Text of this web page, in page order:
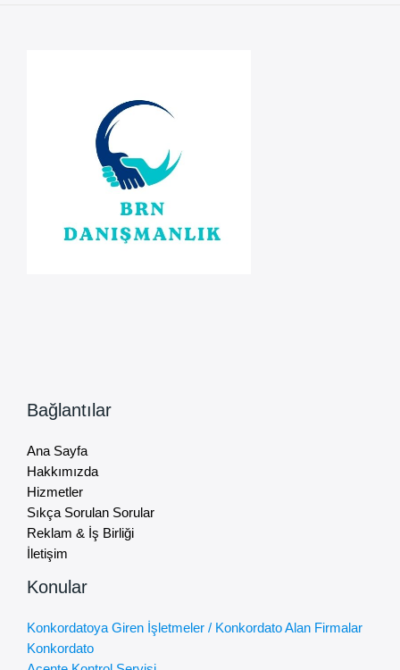
Bağlantılar
Ana Sayfa
Hakkımızda
Hizmetler
Sıkça Sorulan Sorular
Reklam & İş Birliği
İletişim
Konular
Konkordatoya Giren İşletmeler / Konkordato Alan Firmalar
Konkordato